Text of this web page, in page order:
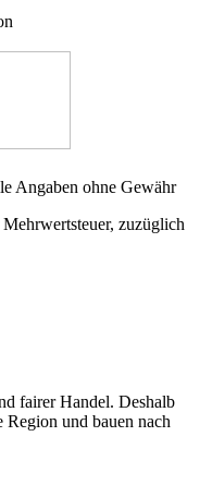
Angaben ohne Gewähr
zuzüglich
fairer Handel. Deshalb
und bauen nach